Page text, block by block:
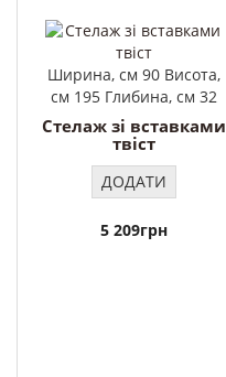
Ширина, см 90 Висота,
см 195 Глибина, см 32
Стелаж зі вставками
твіст
ДОДАТИ
5 209грн